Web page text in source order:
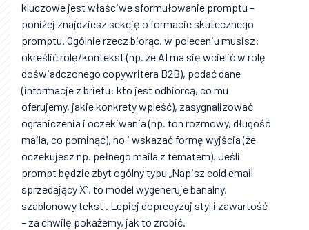
kluczowe jest właściwe sformułowanie promptu –
poniżej znajdziesz sekcję o formacie skutecznego
promptu. Ogólnie rzecz biorąc, w poleceniu musisz:
określić rolę/kontekst (np. że AI ma się wcielić w rolę
doświadczonego copywritera B2B), podać dane
(informacje z briefu: kto jest odbiorcą, co mu
oferujemy, jakie konkrety wpleść), zasygnalizować
ograniczenia i oczekiwania (np. ton rozmowy, długość
maila, co pominąć), no i wskazać formę wyjścia (że
oczekujesz np. pełnego maila z tematem). Jeśli
prompt będzie zbyt ogólny typu „Napisz cold email
sprzedający X”, to model wygeneruje banalny,
szablonowy tekst . Lepiej doprecyzuj styl i zawartość
– za chwilę pokażemy, jak to zrobić.